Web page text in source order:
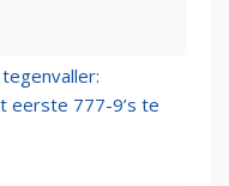
eerste 777-9’s te